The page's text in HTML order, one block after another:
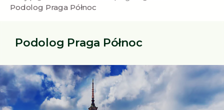
Podolog Praga Północ
Podolog Praga Północ